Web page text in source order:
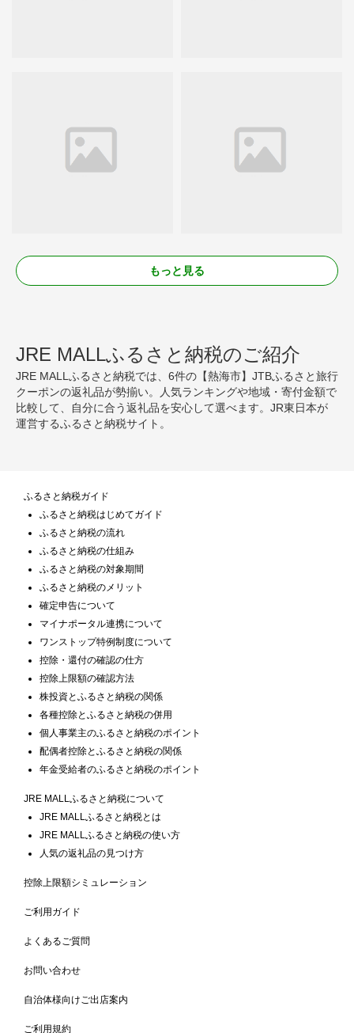
もっと見る
JRE MALLふるさと納税のご紹介
JRE MALLふるさと納税では、6件の【熱海市】JTBふるさと旅行
クーポンの返礼品が勢揃い。人気ランキングや地域・寄付金額で
比較して、自分に合う返礼品を安心して選べます。JR東日本が
運営するふるさと納税サイト。
ふるさと納税ガイド
ふるさと納税はじめてガイド
ふるさと納税の流れ
ふるさと納税の仕組み
ふるさと納税の対象期間
ふるさと納税のメリット
確定申告について
マイナポータル連携について
ワンストップ特例制度について
控除・還付の確認の仕方
控除上限額の確認方法
株投資とふるさと納税の関係
各種控除とふるさと納税の併用
個人事業主のふるさと納税のポイント
配偶者控除とふるさと納税の関係
年金受給者のふるさと納税のポイント
JRE MALLふるさと納税について
JRE MALLふるさと納税とは
JRE MALLふるさと納税の使い方
人気の返礼品の見つけ方
控除上限額シミュレーション
ご利用ガイド
よくあるご質問
お問い合わせ
自治体様向けご出店案内
ご利用規約